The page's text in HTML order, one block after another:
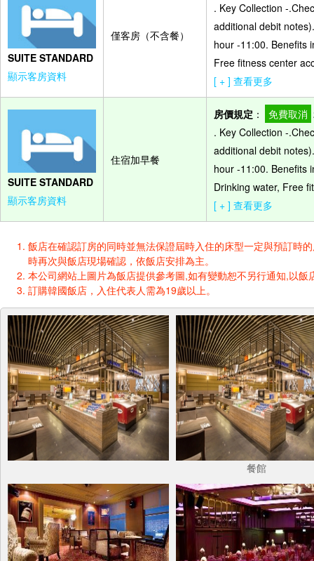
SUITE STANDARD
顯示客房資料
僅客房（不含餐）
. Key Collection -
additional debit
hour -11:00. Benefits
Free fitness center
[ + ] 查看更多
SUITE STANDARD
顯示客房資料
住宿加早餐
房價規定 ： 免費取消
. Key Collection -
additional debit
hour -11:00. Benefits
Drinking water, Free
[ + ] 查看更多
飯店在確認訂房的同時並無法保證屆時入住的床型一定與預訂時
時再次與飯店現場確認，依飯店安排為主。
本公司網站上圖片為飯店提供參考圖,如有變動恕不另行通知,以飯
訂購韓國飯店，入住代表人需為19歲以上。
餐館